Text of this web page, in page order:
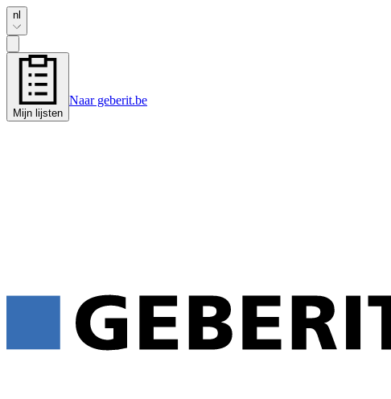
nl
Mijn lijsten
Naar geberit.be